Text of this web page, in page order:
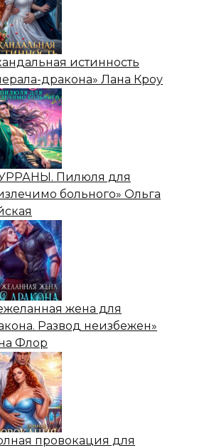
истинность
дракона» Лана Кроу
Пилюля для
больного» Ольга
жена для
Развод неизбежен»
Флор
провокация для